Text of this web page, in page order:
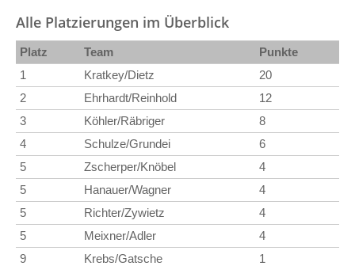
Alle Platzierungen im Überblick
Platz Team
Punkte
1
Kratkey/Dietz
20
2
Ehrhardt/Reinhold
12
3
Köhler/Räbriger
8
4
Schulze/Grundei
6
5
Zscherper/Knöbel
4
5
Hanauer/Wagner
4
5
Richter/Zywietz
4
5
Meixner/Adler
4
9
Krebs/Gatsche 1